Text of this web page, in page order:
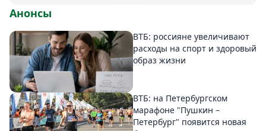
Анонсы
ВТБ: россияне увеличивают
расходы на спорт и здоровый
образ жизни
ВТБ: на Петербургском
марафоне "Пушкин –
Петербург" появится новая